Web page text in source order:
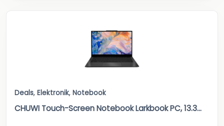
Deals, Elektronik, Notebook
CHUWI Touch-Screen Notebook Larkbook PC, 13.3...